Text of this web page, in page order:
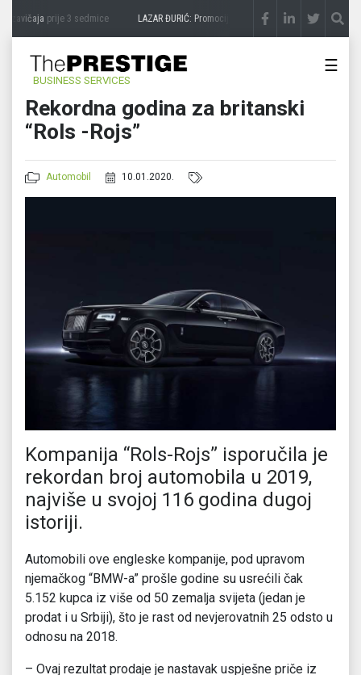
zavičajaprije 3 sedmice LAZAR ĐURIĆ: Promocija potencijal pretvara u destinaciju
BUSINESS SERVICES
☰
Rekordna godina za britanski
“Rols -Rojs”
Automobil 10.01.2020.
Kompanija “Rols-Rojs” isporučila je
rekordan broj automobila u 2019,
najviše u svojoj 116 godina dugoj
istoriji.
Automobili ove engleske kompanije, pod upravom
njemačkog “BMW-a” prošle godine su usrećili čak
5.152 kupca iz više od 50 zemalja svijeta (jedan je
prodat i u Srbiji), što je rast od nevjerovatnih 25 odsto u
odnosu na 2018.
– Ovaj rezultat prodaje je nastavak uspješne priče iz